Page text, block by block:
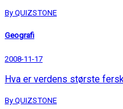
By QUIZSTONE
Geografi
2008-11-17
Hva er verdens største
By QUIZSTONE